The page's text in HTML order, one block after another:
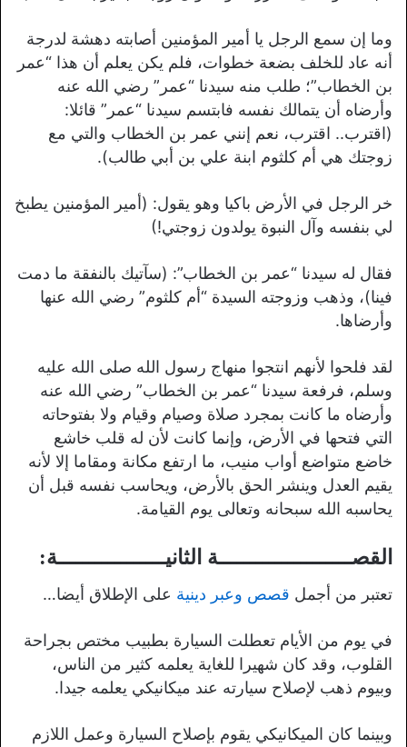
وما إن سمع الرجل يا أمير المؤمنين أصابته دهشة لدرجة
أنه عاد للخلف بضعة خطوات، فلم يكن يعلم أن هذا “عمر
بن الخطاب”؛ طلب منه سيدنا “عمر” رضي الله عنه
وأرضاه أن يتمالك نفسه فابتسم سيدنا “عمر” قائلا:
(اقترب.. اقترب، نعم إنني عمر بن الخطاب والتي مع
زوجتك هي أم كلثوم ابنة علي بن أبي طالب).
خر الرجل في الأرض باكيا وهو يقول: (أمير المؤمنين يطبخ
لي بنفسه وآل النبوة يولدون زوجتي!)
فقال له سيدنا “عمر بن الخطاب”: (سآتيك بالنفقة ما دمت
فينا)، وذهب وزوجته السيدة “أم كلثوم” رضي الله عنها
وأرضاها.
لقد فلحوا لأنهم انتجوا منهاج رسول الله صلى الله عليه
وسلم، فرفعة سيدنا “عمر بن الخطاب” رضي الله عنه
وأرضاه ما كانت بمجرد صلاة وصيام وقيام ولا بفتوحاته
التي فتحها في الأرض، وإنما كانت لأن له قلب خاشع
خاضع متواضع أواب منيب، ما ارتفع مكانة ومقاما إلا لأنه
يقيم العدل وينشر الحق بالأرض، ويحاسب نفسه قبل أن
يحاسبه الله سبحانه وتعالى يوم القيامة.
القصـــــــــــــــــــــة الثانيـــــــــــــــــة:
تعتبر من أجمل قصص وعبر دينية على الإطلاق أيضا…
في يوم من الأيام تعطلت السيارة بطبيب مختص بجراحة
القلوب، وقد كان شهيرا للغاية يعلمه كثير من الناس،
وبيوم ذهب لإصلاح سيارته عند ميكانيكي يعلمه جيدا.
وبينما كان الميكانيكي يقوم بإصلاح السيارة وعمل اللازم